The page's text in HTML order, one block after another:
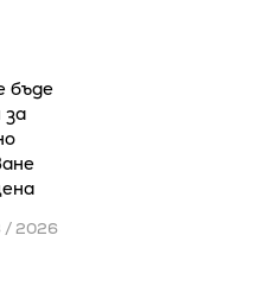
бъде
/ 2026